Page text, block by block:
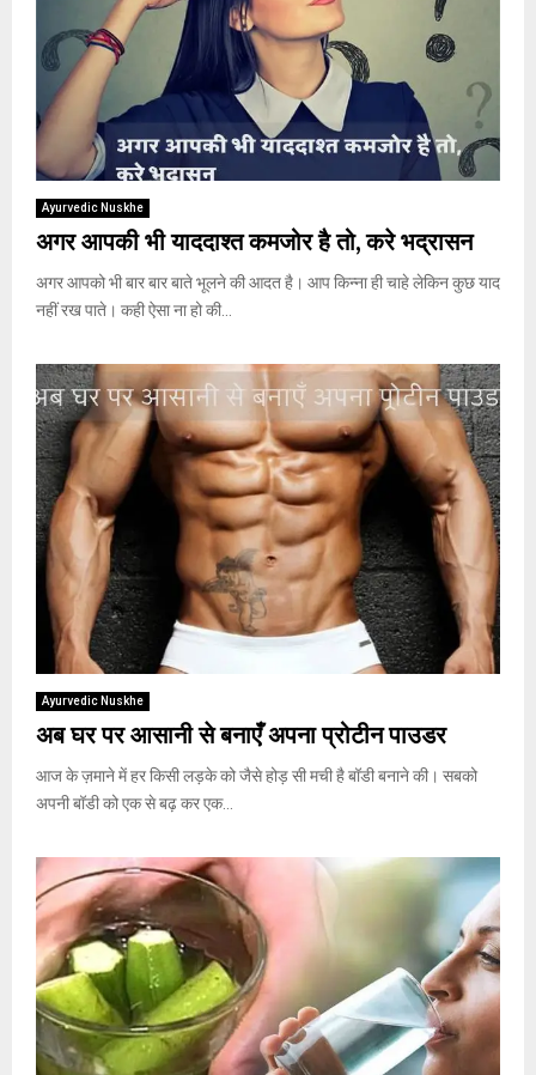
Ayurvedic Nuskhe
अगर आपकी भी याददाश्त कमजोर है तो, करे भद्रासन
अगर आपको भी बार बार बाते भूलने की आदत है। आप किन्ना ही चाहे लेकिन कुछ याद
नहीं रख पाते। कही ऐसा ना हो की...
Ayurvedic Nuskhe
अब घर पर आसानी से बनाएँ अपना प्रोटीन पाउडर
आज के ज़माने में हर किसी लड़के को जैसे होड़ सी मची है बॉडी बनाने की। सबको
अपनी बॉडी को एक से बढ़ कर एक...